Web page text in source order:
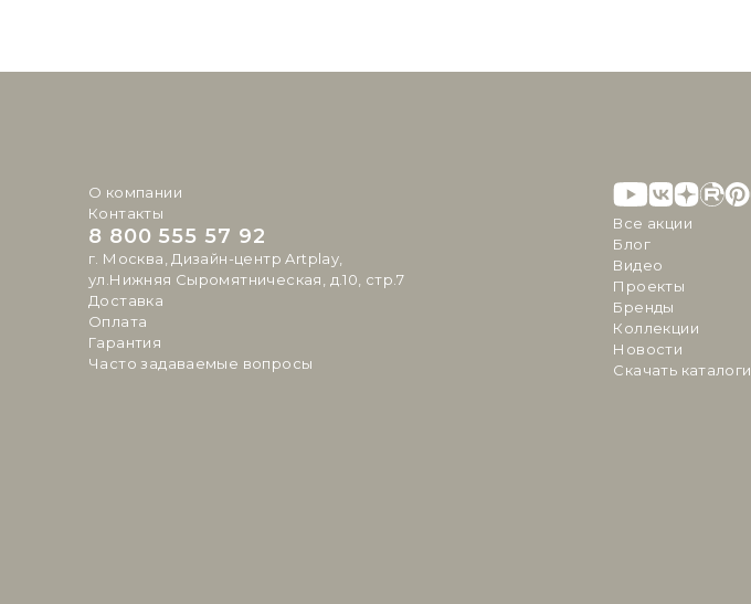
О компании
Контакты
8 800 555 57 92
г. Москва, Дизайн-центр Artplay,
ул.Нижняя Сыромятническая, д.10, стр.7
Доставка
Оплата
Гарантия
Часто задаваемые вопросы
Все акции
Блог
Видео
Проекты
Бренды
Коллекции
Новости
Скачать каталоги